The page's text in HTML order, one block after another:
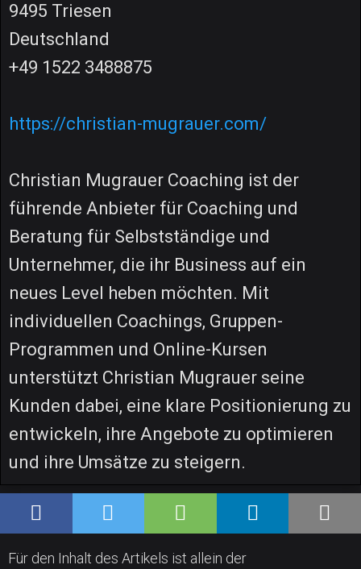
9495 Triesen
Deutschland
+49 1522 3488875
https://christian-mugrauer.com/
Christian Mugrauer Coaching ist der
führende Anbieter für Coaching und
Beratung für Selbstständige und
Unternehmer, die ihr Business auf ein
neues Level heben möchten. Mit
individuellen Coachings, Gruppen-
Programmen und Online-Kursen
unterstützt Christian Mugrauer seine
Kunden dabei, eine klare Positionierung zu
entwickeln, ihre Angebote zu optimieren
und ihre Umsätze zu steigern.
Für den Inhalt des Artikels ist allein der